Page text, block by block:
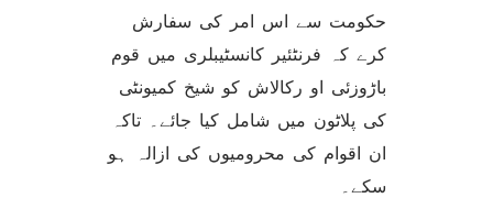
حکومت سے اس امر کی سفارش
کرے کہ فرنٹئیر کانسٹیبلری میں قوم
باڑوزئی او رکالاش کو شیخ کمیونٹی
کی پلاٹون میں شامل کیا جائے۔ تاکہ
ان اقوام کی محرومیوں کی ازالہ ہو
سکے۔